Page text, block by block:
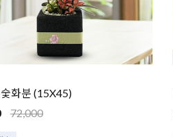
화분 (15X45)
72,000